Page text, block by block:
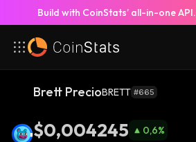
Build with CoinStats’ all-in-one API.
Brett PrecioBRETT #665
$0,004245 0,6%